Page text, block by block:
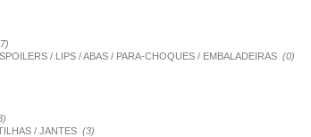
/ LIPS / ABAS / PARA-CHOQUES / EMBALADEIRAS (0)
/ JANTES (3)